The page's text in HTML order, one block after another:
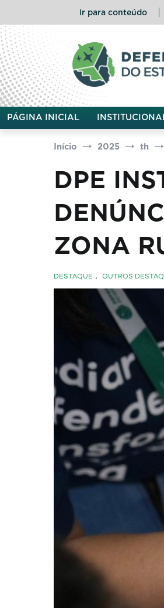
o
conteúdo
Ir para conteúdo
Defensoria
PÁGINA INICIAL
Início 2025 th
DPE
ZONA
DESTAQUE , OUTROS